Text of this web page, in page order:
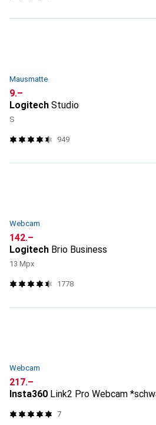
Mausmatte
CHF
9.–
Logitech Studio
S
949
Webcam
CHF
142.–
Logitech Brio Business
13 Mpx
1778
Webcam
CHF
217.–
Insta360 Link2 Pro Webcam
7